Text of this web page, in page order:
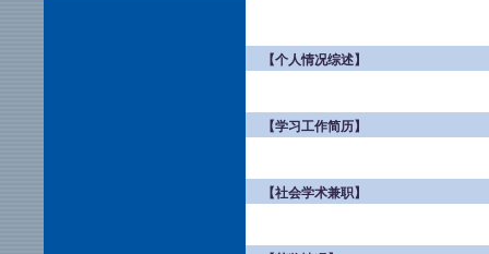
【个人情况综述】
【学习工作简历】
【社会学术兼职】